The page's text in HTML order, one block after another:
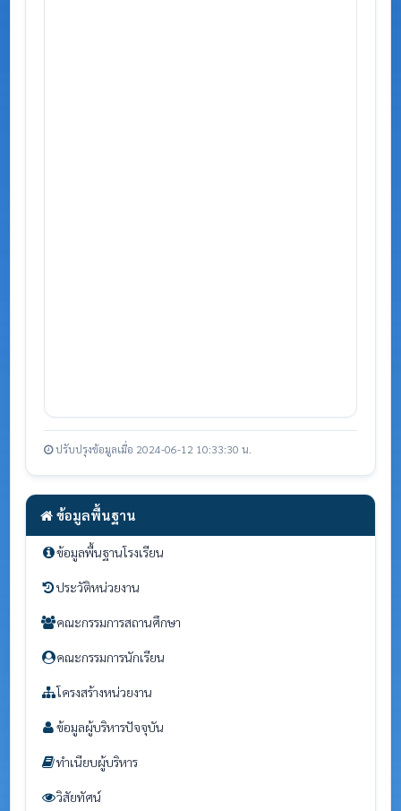
ข้อมูลพื้นฐาน
ข้อมูลพื้นฐานโรงเรียน
ประวัติหน่วยงาน
คณะกรรมการสถานศึกษา
คณะกรรมการนักเรียน
โครงสร้างหน่วยงาน
ข้อมูลผู้บริหารปัจจุบัน
ทำเนียบผู้บริหาร
วิสัยทัศน์
ปรับปรุงข้อมูลเมื่อ 2024-06-12 10:33:30 น.